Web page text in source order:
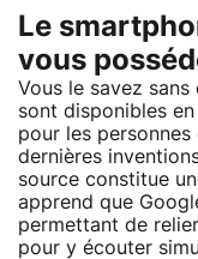
Le
vous
Vous le savez
sont disponibles
pour les
dernières
source constitue
apprend que
permettant de
pour y écouter